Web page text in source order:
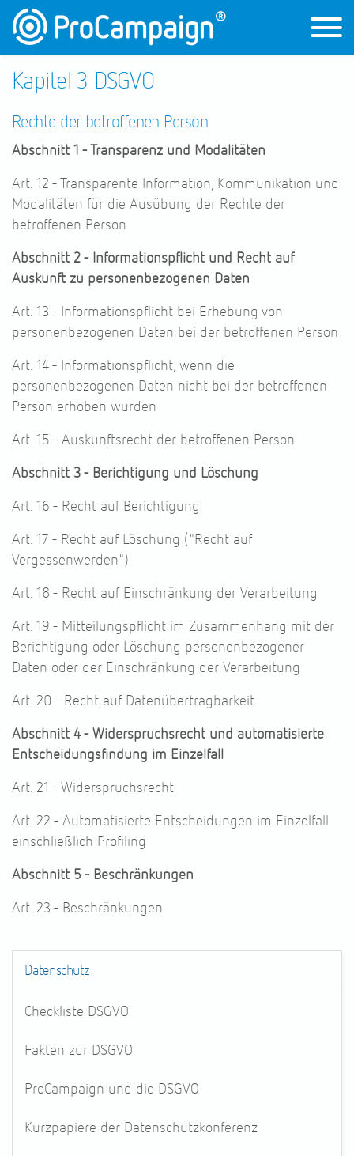
Kapitel 3 DSGVO
Rechte der betroffenen Person
Abschnitt 1 - Transparenz und Modalitäten
Art. 12 - Transparente Information, Kommunikation und
Modalitäten für die Ausübung der Rechte der
betroffenen Person
Abschnitt 2 - Informationspflicht und Recht auf
Auskunft zu personenbezogenen Daten
Art. 13 - Informationspflicht bei Erhebung von
personenbezogenen Daten bei der betroffenen Person
Art. 14 - Informationspflicht, wenn die
personenbezogenen Daten nicht bei der betroffenen
Person erhoben wurden
Art. 15 - Auskunftsrecht der betroffenen Person
Abschnitt 3 - Berichtigung und Löschung
Art. 16 - Recht auf Berichtigung
Art. 17 - Recht auf Löschung ("Recht auf
Vergessenwerden")
Art. 18 - Recht auf Einschränkung der Verarbeitung
Art. 19 - Mitteilungspflicht im Zusammenhang mit der
Berichtigung oder Löschung personenbezogener
Daten oder der Einschränkung der Verarbeitung
Art. 20 - Recht auf Datenübertragbarkeit
Abschnitt 4 - Widerspruchsrecht und automatisierte
Entscheidungsfindung im Einzelfall
Art. 21 - Widerspruchsrecht
Art. 22 - Automatisierte Entscheidungen im Einzelfall
einschließlich Profiling
Abschnitt 5 - Beschränkungen
Art. 23 - Beschränkungen
Datenschutz
Checkliste DSGVO
Fakten zur DSGVO
ProCampaign und die DSGVO
Kurzpapiere der Datenschutzkonferenz